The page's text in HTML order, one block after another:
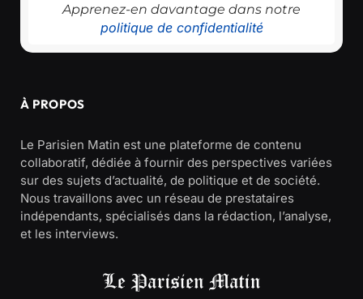
Apprenez-en davantage dans notre
politique de confidentialité
À PROPOS
Le Parisien Matin est une plateforme de contenu
collaboratif, dédiée à fournir des perspectives variées
sur des sujets d’actualité, de politique et de société.
Nous travaillons avec un réseau de prestataires
indépendants, spécialisés dans la rédaction, l’analyse,
et les interviews.